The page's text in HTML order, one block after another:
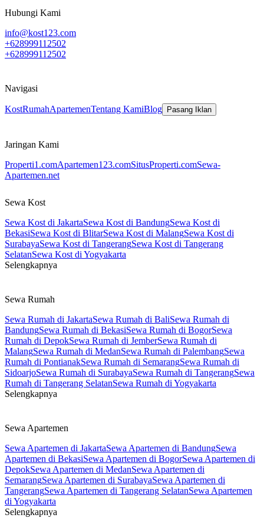
Hubungi Kami
info@kost123.com
+628999112502
+628999112502
Navigasi
KostRumahApartemenTentang KamiBlog Pasang Iklan
Jaringan Kami
Properti1.comApartemen123.comSitusProperti.comSewa-
Apartemen.net
Sewa Kost
Sewa Kost di JakartaSewa Kost di BandungSewa Kost di
BekasiSewa Kost di BlitarSewa Kost di MalangSewa Kost di
SurabayaSewa Kost di TangerangSewa Kost di Tangerang
SelatanSewa Kost di Yogyakarta
Selengkapnya
Sewa Rumah
Sewa Rumah di JakartaSewa Rumah di BaliSewa Rumah di
BandungSewa Rumah di BekasiSewa Rumah di BogorSewa
Rumah di DepokSewa Rumah di JemberSewa Rumah di
MalangSewa Rumah di MedanSewa Rumah di PalembangSewa
Rumah di PontianakSewa Rumah di SemarangSewa Rumah di
SidoarjoSewa Rumah di SurabayaSewa Rumah di TangerangSewa
Rumah di Tangerang SelatanSewa Rumah di Yogyakarta
Selengkapnya
Sewa Apartemen
Sewa Apartemen di JakartaSewa Apartemen di BandungSewa
Apartemen di BekasiSewa Apartemen di BogorSewa Apartemen di
DepokSewa Apartemen di MedanSewa Apartemen di
SemarangSewa Apartemen di SurabayaSewa Apartemen di
TangerangSewa Apartemen di Tangerang SelatanSewa Apartemen
di Yogyakarta
Selengkapnya